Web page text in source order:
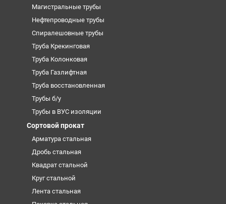
Магистральные трубы
Нефтепроводные трубы
Спиралешовные трубы
Труба Крекинговая
Труба Колонковая
Труба Газлифтная
Труба восстановленная
Трубы б/у
Трубы в ВУС изоляции
Сортовой прокат
Арматура стальная
Дробь стальная
Квадрат стальной
Круг стальной
Лента стальная